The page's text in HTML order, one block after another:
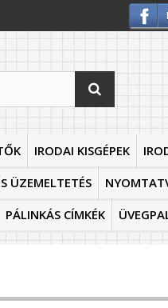
IRODAI KISGÉPEK
ÜZEMELTETÉS
PÁLINKÁS CÍMKÉK